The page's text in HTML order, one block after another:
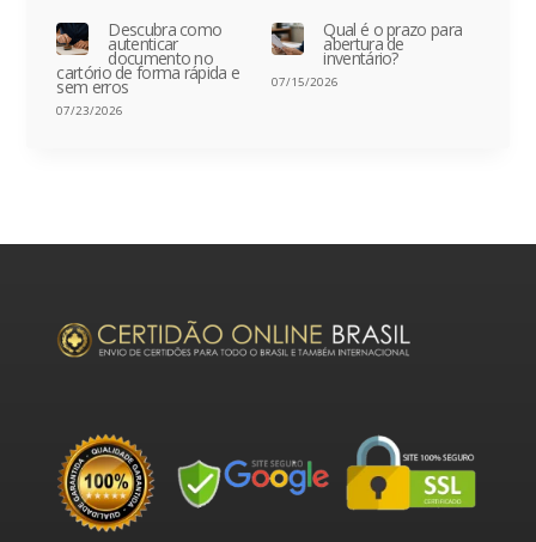
Descubra como
autenticar
documento no
cartório de forma rápida e
sem erros
07/23/2026
Qual é o prazo para
abertura de
inventário?
07/15/2026